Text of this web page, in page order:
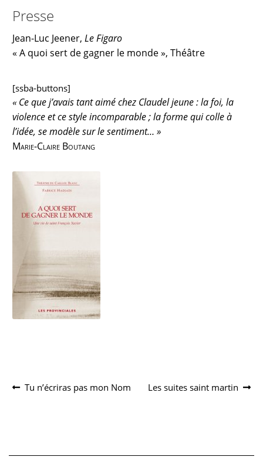
Presse
Jean-Luc Jeener,Le Figaro
« A quoi sert de gagner le monde », Théâtre
[ssba-buttons]
« Ce que j’avais tant aimé chez Claudel jeune : la foi, la
violence et ce style incomparable ; la forme qui colle à
l’idée, se modèle sur le sentiment… »
Marie-Claire Boutang
Navigation
Article
Tu n’écriras pas mon Nom
Article
Les suites saint martin